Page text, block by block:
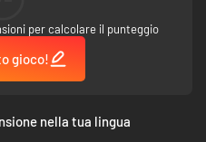
per calcolare il punteggio
gioco!
nella tua lingua